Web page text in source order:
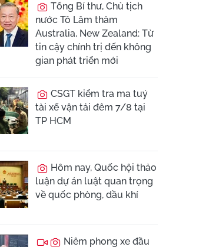
Tổng Bí thư, Chủ tịch
nước Tô Lâm thăm
Australia, New Zealand: Từ
tin cậy chính trị đến không
gian phát triển mới
CSGT kiểm tra ma tuý
tài xế vận tải đêm 7/8 tại
TP HCM
Hôm nay, Quốc hội thảo
luận dự án luật quan trọng
về quốc phòng, dầu khí
Niêm phong xe đầu